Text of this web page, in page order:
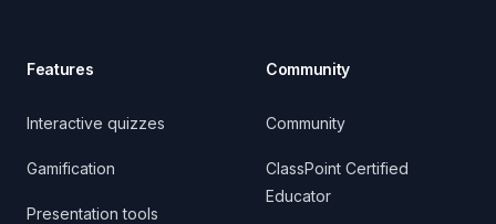
Features
Interactive quizzes
Gamification
Presentation tools
Community
Community
ClassPoint Certified
Educator